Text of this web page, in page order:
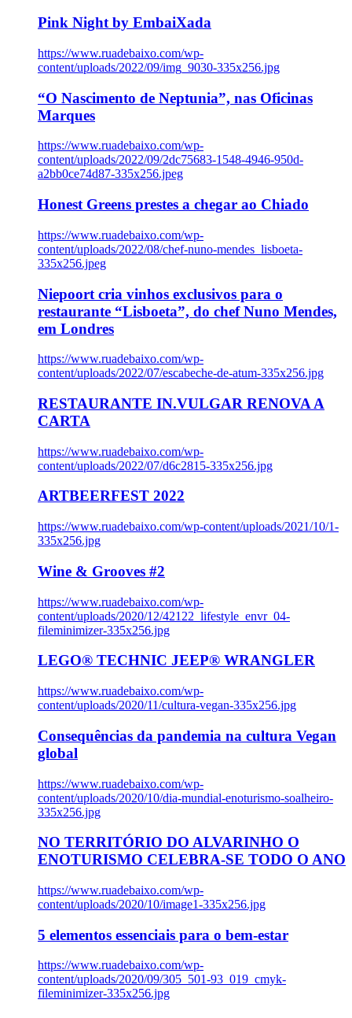
Pink Night by EmbaiXada
https://www.ruadebaixo.com/wp-
content/uploads/2022/09/img_9030-335x256.jpg
“O Nascimento de Neptunia”, nas Oficinas
Marques
https://www.ruadebaixo.com/wp-
content/uploads/2022/09/2dc75683-1548-4946-950d-
a2bb0ce74d87-335x256.jpeg
Honest Greens prestes a chegar ao Chiado
https://www.ruadebaixo.com/wp-
content/uploads/2022/08/chef-nuno-mendes_lisboeta-
335x256.jpeg
Niepoort cria vinhos exclusivos para o
restaurante “Lisboeta”, do chef Nuno Mendes,
em Londres
https://www.ruadebaixo.com/wp-
content/uploads/2022/07/escabeche-de-atum-335x256.jpg
RESTAURANTE IN.VULGAR RENOVA A
CARTA
https://www.ruadebaixo.com/wp-
content/uploads/2022/07/d6c2815-335x256.jpg
ARTBEERFEST 2022
https://www.ruadebaixo.com/wp-content/uploads/2021/10/1-
335x256.jpg
Wine & Grooves #2
https://www.ruadebaixo.com/wp-
content/uploads/2020/12/42122_lifestyle_envr_04-
fileminimizer-335x256.jpg
LEGO® TECHNIC JEEP® WRANGLER
https://www.ruadebaixo.com/wp-
content/uploads/2020/11/cultura-vegan-335x256.jpg
Consequências da pandemia na cultura Vegan
global
https://www.ruadebaixo.com/wp-
content/uploads/2020/10/dia-mundial-enoturismo-soalheiro-
335x256.jpg
NO TERRITÓRIO DO ALVARINHO O
ENOTURISMO CELEBRA-SE TODO O ANO
https://www.ruadebaixo.com/wp-
content/uploads/2020/10/image1-335x256.jpg
5 elementos essenciais para o bem-estar
https://www.ruadebaixo.com/wp-
content/uploads/2020/09/305_501-93_019_cmyk-
fileminimizer-335x256.jpg